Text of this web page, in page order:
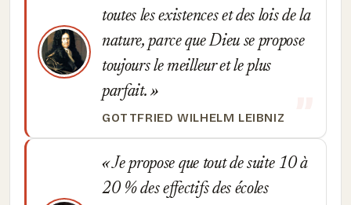
toutes les existences et des lois de la
nature, parce que Dieu se propose
toujours le meilleur et le plus
parfait.
GOTTFRIED WILHELM LEIBNIZ
Je propose que tout de suite 10 à
20 % des effectifs des écoles